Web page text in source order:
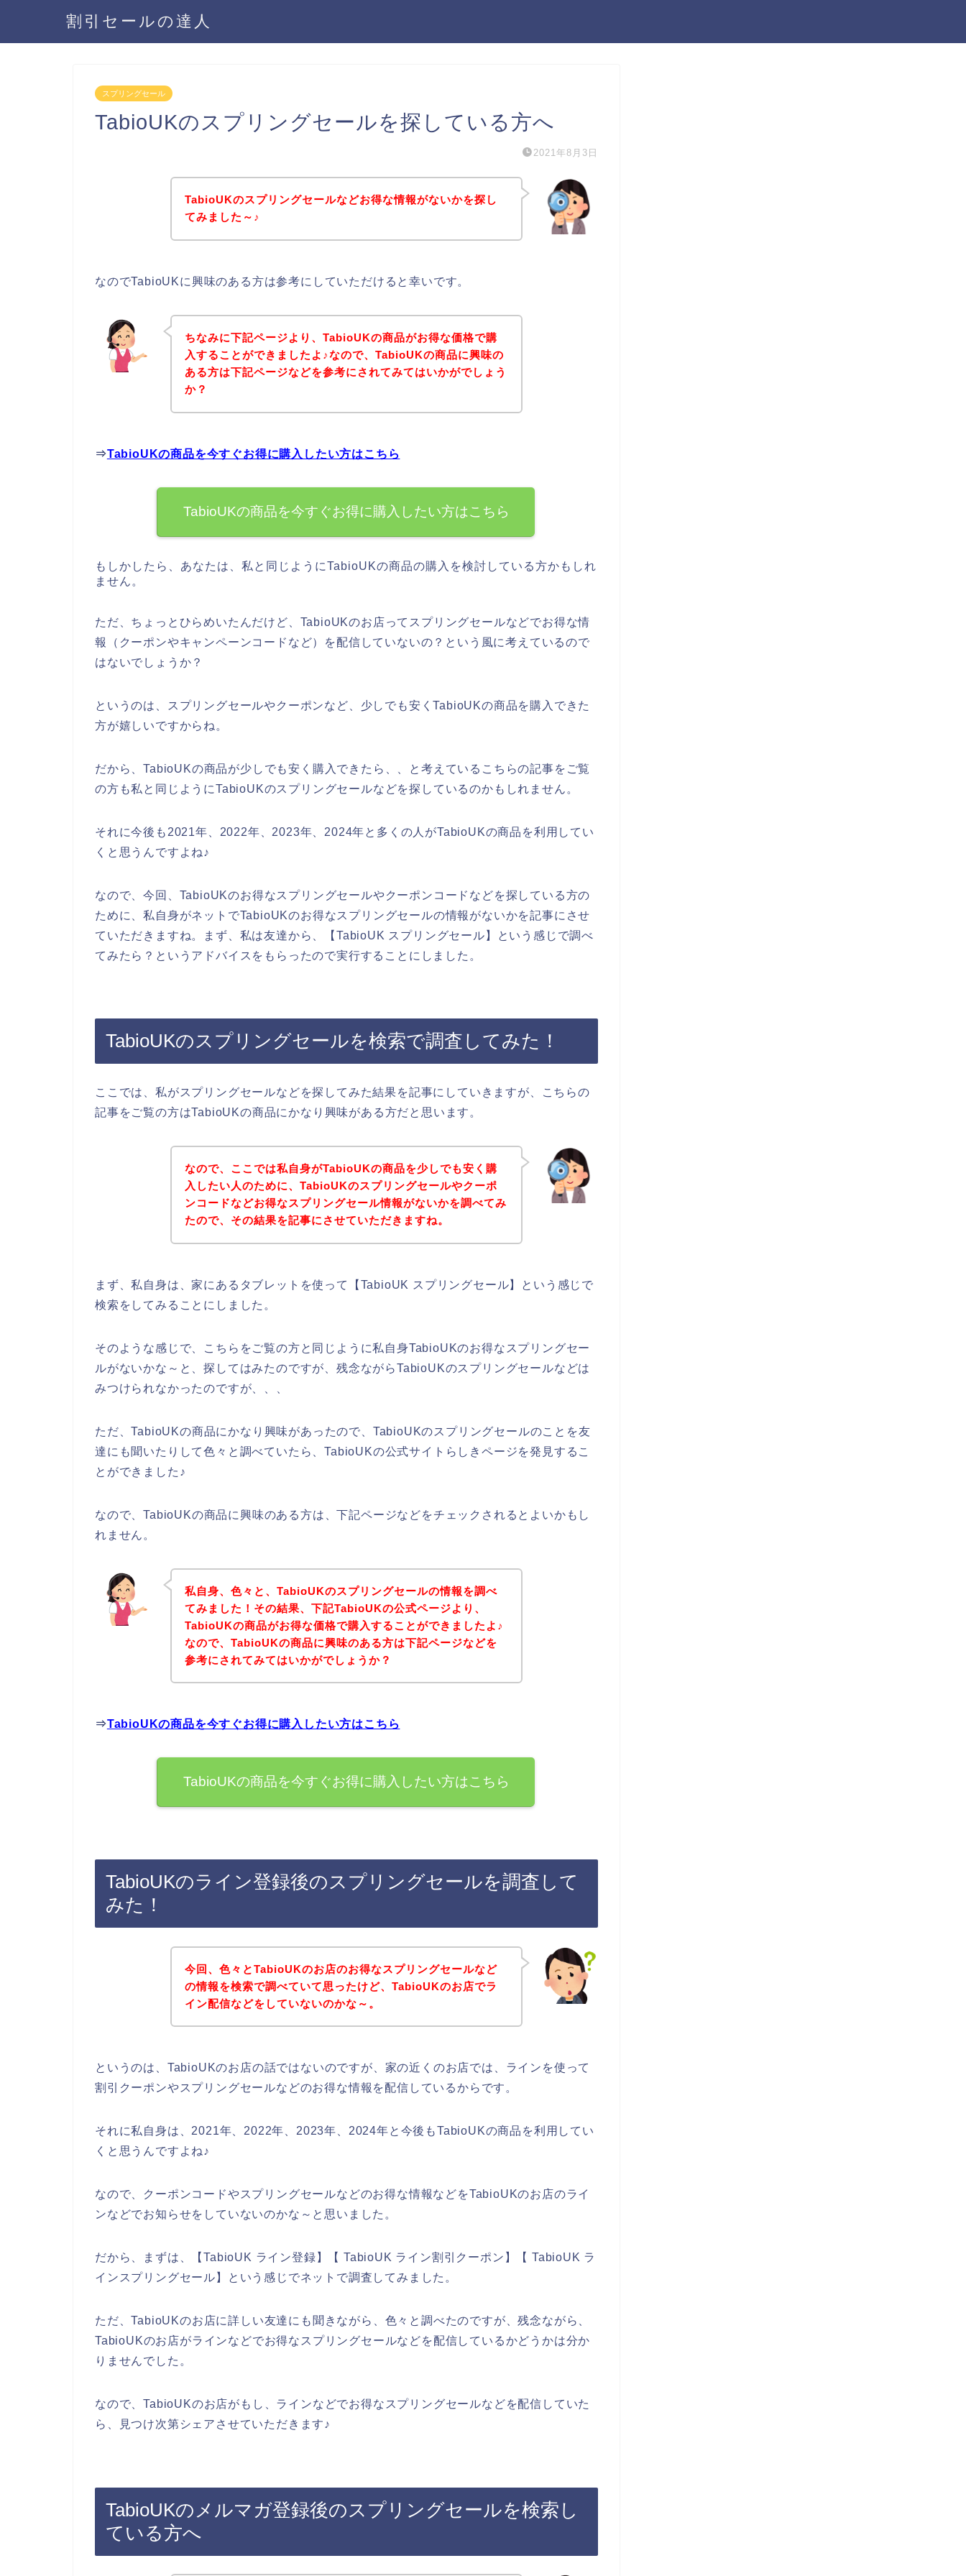
割引セールの達人
スプリングセール
TabioUKのスプリングセールを探している方へ
2021年8月3日
TabioUKのスプリングセールなどお得な情報がないかを探し
てみました～♪
なのでTabioUKに興味のある方は参考にしていただけると幸いです。
ちなみに下記ページより、TabioUKの商品がお得な価格で購
入することができましたよ♪なので、TabioUKの商品に興味の
ある方は下記ページなどを参考にされてみてはいかがでしょう
か？
⇒TabioUKの商品を今すぐお得に購入したい方はこちら
TabioUKの商品を今すぐお得に購入したい方はこちら
もしかしたら、あなたは、私と同じようにTabioUKの商品の購入を検討している方かもしれ
ません。
ただ、ちょっとひらめいたんだけど、TabioUKのお店ってスプリングセールなどでお得な情
報（クーポンやキャンペーンコードなど）を配信していないの？という風に考えているので
はないでしょうか？
というのは、スプリングセールやクーポンなど、少しでも安くTabioUKの商品を購入できた
方が嬉しいですからね。
だから、TabioUKの商品が少しでも安く購入できたら、、と考えているこちらの記事をご覧
の方も私と同じようにTabioUKのスプリングセールなどを探しているのかもしれません。
それに今後も2021年、2022年、2023年、2024年と多くの人がTabioUKの商品を利用してい
くと思うんですよね♪
なので、今回、TabioUKのお得なスプリングセールやクーポンコードなどを探している方の
ために、私自身がネットでTabioUKのお得なスプリングセールの情報がないかを記事にさせ
ていただきますね。まず、私は友達から、【TabioUK スプリングセール】という感じで調べ
てみたら？というアドバイスをもらったので実行することにしました。
TabioUKのスプリングセールを検索で調査してみた！
ここでは、私がスプリングセールなどを探してみた結果を記事にしていきますが、こちらの
記事をご覧の方はTabioUKの商品にかなり興味がある方だと思います。
なので、ここでは私自身がTabioUKの商品を少しでも安く購
入したい人のために、TabioUKのスプリングセールやクーポ
ンコードなどお得なスプリングセール情報がないかを調べてみ
たので、その結果を記事にさせていただきますね。
まず、私自身は、家にあるタブレットを使って【TabioUK スプリングセール】という感じで
検索をしてみることにしました。
そのような感じで、こちらをご覧の方と同じように私自身TabioUKのお得なスプリングセー
ルがないかな～と、探してはみたのですが、残念ながらTabioUKのスプリングセールなどは
みつけられなかったのですが、、、
ただ、TabioUKの商品にかなり興味があったので、TabioUKのスプリングセールのことを友
達にも聞いたりして色々と調べていたら、TabioUKの公式サイトらしきページを発見するこ
とができました♪
なので、TabioUKの商品に興味のある方は、下記ページなどをチェックされるとよいかもし
れません。
私自身、色々と、TabioUKのスプリングセールの情報を調べ
てみました！その結果、下記TabioUKの公式ページより、
TabioUKの商品がお得な価格で購入することができましたよ♪
なので、TabioUKの商品に興味のある方は下記ページなどを
参考にされてみてはいかがでしょうか？
⇒TabioUKの商品を今すぐお得に購入したい方はこちら
TabioUKの商品を今すぐお得に購入したい方はこちら
TabioUKのライン登録後のスプリングセールを調査して
みた！
今回、色々とTabioUKのお店のお得なスプリングセールなど
の情報を検索で調べていて思ったけど、TabioUKのお店でラ
イン配信などをしていないのかな～。
というのは、TabioUKのお店の話ではないのですが、家の近くのお店では、ラインを使って
割引クーポンやスプリングセールなどのお得な情報を配信しているからです。
それに私自身は、2021年、2022年、2023年、2024年と今後もTabioUKの商品を利用してい
くと思うんですよね♪
なので、クーポンコードやスプリングセールなどのお得な情報などをTabioUKのお店のライ
ンなどでお知らせをしていないのかな～と思いました。
だから、まずは、【TabioUK ライン登録】【 TabioUK ライン割引クーポン】【 TabioUK ラ
インスプリングセール】という感じでネットで調査してみました。
ただ、TabioUKのお店に詳しい友達にも聞きながら、色々と調べたのですが、残念ながら、
TabioUKのお店がラインなどでお得なスプリングセールなどを配信しているかどうかは分か
りませんでした。
なので、TabioUKのお店がもし、ラインなどでお得なスプリングセールなどを配信していた
ら、見つけ次第シェアさせていただきます♪
TabioUKのメルマガ登録後のスプリングセールを検索し
ている方へ